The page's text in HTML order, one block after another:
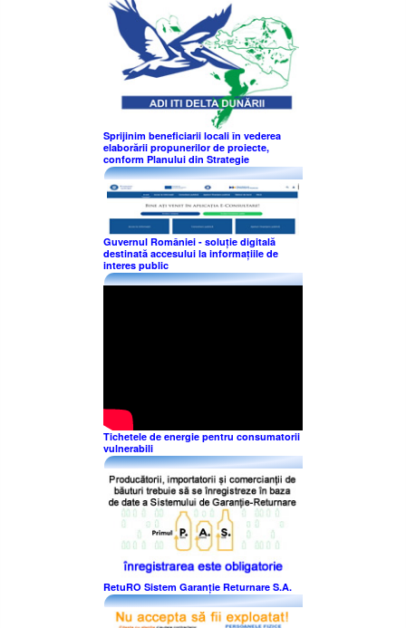
Sprijinim beneficiarii locali în vederea
elaborării propunerilor de proiecte,
conform Planului din Strategie
Guvernul României - soluție digitală
destinată accesului la informațiile de
interes public
Tichetele de energie pentru consumatorii
vulnerabili
RetuRO Sistem Garanție Returnare S.A.